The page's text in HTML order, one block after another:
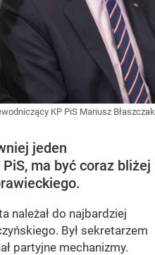
KP PiS Mariusz Błaszczak
jeden
ma być coraz bliżej
należał do najbardziej
Był sekretarzem
partyjne mechanizmy.